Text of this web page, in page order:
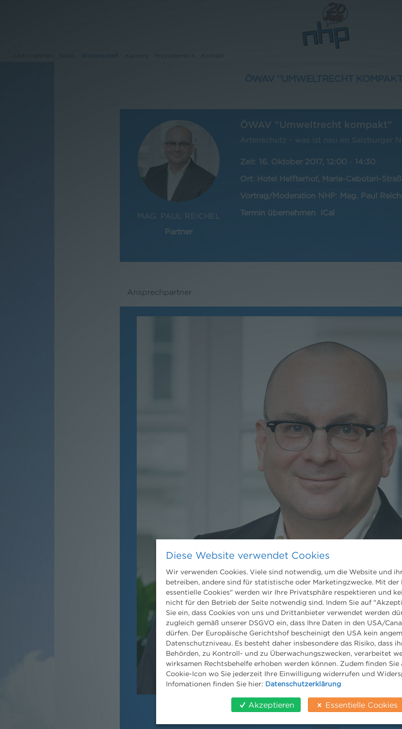
ÖWAV "UMWELTRECHT
MAG. PAUL REICHEL
Partner
ÖWAV "Umweltrecht kompakt"
Artenschutz - was ist neu im Salzburger
Zeit: 16. Oktober 2017, 12:00- 14:30
Ort: Hotel Heffterhof, Maria-Cebotari-
Vortrag/Moderation NHP: Mag. Paul
Termin übernehmen
iCal
Ansprechpartner
Mag. Paul Reichel
Diese Website verwendet Cookies
Wir verwenden Cookies. Viele sind notwendig, um die Website und
betreiben, andere sind für statistische oder Marketingzwecke. Mit
essentielle Cookies" werden wir Ihre Privatsphäre respektieren und
nicht für den Betrieb der Seite notwendig sind. Indem Sie auf
Sie ein, dass Cookies von uns und Drittanbieter verwendet werden
zugleich gemäß unserer DSGVO ein, dass Ihre Daten in den USA/
dürfen. Der Europäische Gerichtshof bescheinigt den USA kein
Datenschutzniveau. Es besteht daher insbesondere das Risiko, dass
Behörden, zu Kontroll- und zu Überwachungszwecken, verarbeitet
wirksamen Rechtsbehelfe erhoben werden können. Zudem finden
Cookie-Icon wo Sie jederzeit Ihre Einwilligung widerrufen und
Infomationen finden Sie hier: Datenschutzerklärung
Akzeptieren Essentielle Cookies